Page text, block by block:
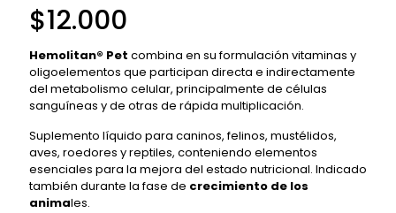
$12.000
Hemolitan® Pet combina en su formulación vitaminas y
oligoelementos que participan directa e indirectamente
del metabolismo celular, principalmente de células
sanguíneas y de otras de rápida multiplicación.
Suplemento líquido para caninos, felinos, mustélidos,
aves, roedores y reptiles, conteniendo elementos
esenciales para la mejora del estado nutricional. Indicado
también durante la fase de crecimiento de los
animales.